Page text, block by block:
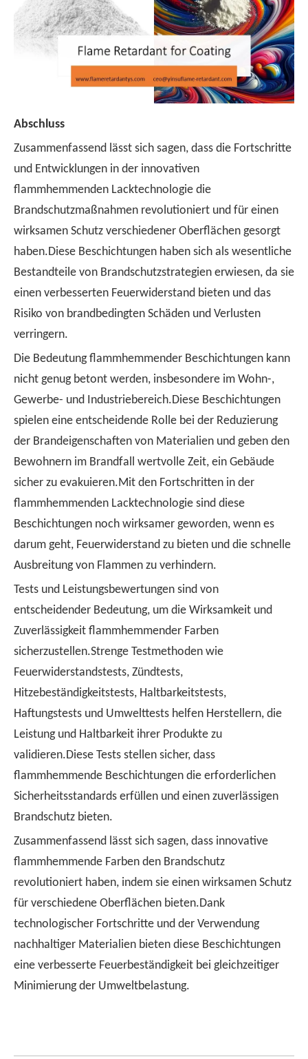
Abschluss
Zusammenfassend lässt sich sagen, dass die Fortschritte
und Entwicklungen in der innovativen
flammhemmenden Lacktechnologie die
Brandschutzmaßnahmen revolutioniert und für einen
wirksamen Schutz verschiedener Oberflächen gesorgt
haben.Diese Beschichtungen haben sich als wesentliche
Bestandteile von Brandschutzstrategien erwiesen, da sie
einen verbesserten Feuerwiderstand bieten und das
Risiko von brandbedingten Schäden und Verlusten
verringern.
Die Bedeutung flammhemmender Beschichtungen kann
nicht genug betont werden, insbesondere im Wohn-,
Gewerbe- und Industriebereich.Diese Beschichtungen
spielen eine entscheidende Rolle bei der Reduzierung
der Brandeigenschaften von Materialien und geben den
Bewohnern im Brandfall wertvolle Zeit, ein Gebäude
sicher zu evakuieren.Mit den Fortschritten in der
flammhemmenden Lacktechnologie sind diese
Beschichtungen noch wirksamer geworden, wenn es
darum geht, Feuerwiderstand zu bieten und die schnelle
Ausbreitung von Flammen zu verhindern.
Tests und Leistungsbewertungen sind von
entscheidender Bedeutung, um die Wirksamkeit und
Zuverlässigkeit flammhemmender Farben
sicherzustellen.Strenge Testmethoden wie
Feuerwiderstandstests, Zündtests,
Hitzebeständigkeitstests, Haltbarkeitstests,
Haftungstests und Umwelttests helfen Herstellern, die
Leistung und Haltbarkeit ihrer Produkte zu
validieren.Diese Tests stellen sicher, dass
flammhemmende Beschichtungen die erforderlichen
Sicherheitsstandards erfüllen und einen zuverlässigen
Brandschutz bieten.
Zusammenfassend lässt sich sagen, dass innovative
flammhemmende Farben den Brandschutz
revolutioniert haben, indem sie einen wirksamen Schutz
für verschiedene Oberflächen bieten.Dank
technologischer Fortschritte und der Verwendung
nachhaltiger Materialien bieten diese Beschichtungen
eine verbesserte Feuerbeständigkeit bei gleichzeitiger
Minimierung der Umweltbelastung.